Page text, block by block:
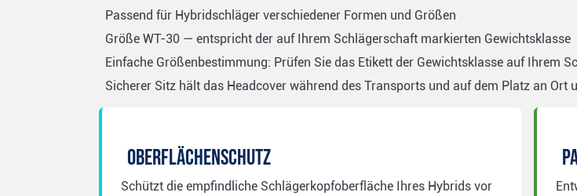
Passend für Hybridschläger verschiedener Formen und Größen
Größe WT-30 — entspricht der auf Ihrem Schlägerschaft markierten Gewichtsklasse
Einfache Größenbestimmung: Prüfen Sie das Etikett der Gewichtsklasse auf Ihrem
Sicherer Sitz hält das Headcover während des Transports und auf dem Platz an Ort
Oberflächenschutz
Schützt die empfindliche Schlägerkopfoberfläche Ihres Hybrids vor